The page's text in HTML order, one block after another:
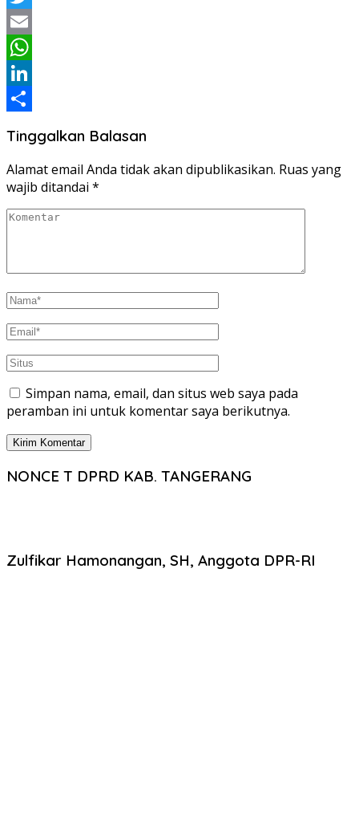
Twitter
Email
WhatsApp
LinkedIn
Tinggalkan Balasan
Alamat email Anda tidak akan dipublikasikan. Ruas yang
wajib ditandai *
Simpan nama, email, dan situs web saya pada
peramban ini untuk komentar saya berikutnya.
NONCE T DPRD KAB. TANGERANG
Zulfikar Hamonangan, SH, Anggota DPR-RI